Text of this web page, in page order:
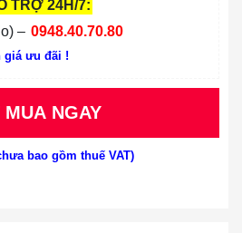
TRỢ 24H/7:
– 0948.40.70.80
giá ưu đãi !
NGAY
bao gồm thuế VAT)